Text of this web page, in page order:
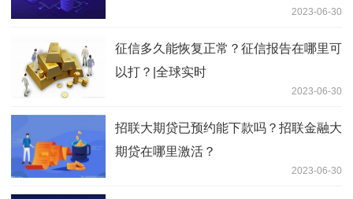
2023-06-30
征信多久能恢复正常？征信报告在哪里可
以打？|全球实时
2023-06-30
招联大期贷已预约能下款吗？招联金融大
期贷在哪里激活？
2023-06-30